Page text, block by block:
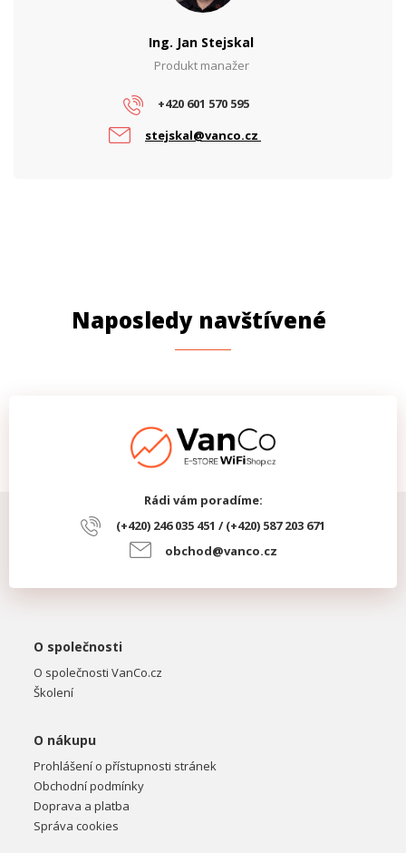
10 Gbps
Síťové rozhraní (Mbps) 10/100/1000
PARAMETRY NAPÁJENÍ
Ing. Jan Stejskal
Produkt manažer
+420 601 570 595
stejskal@vanco.cz
Naposledy navštívené
Rádi vám poradíme:
(+420) 246 035 451 / (+420) 587 203 671
obchod@vanco.cz
O společnosti
O společnosti VanCo.cz
Školení
O nákupu
Prohlášení o přístupnosti stránek
Obchodní podmínky
Doprava a platba
Správa cookies